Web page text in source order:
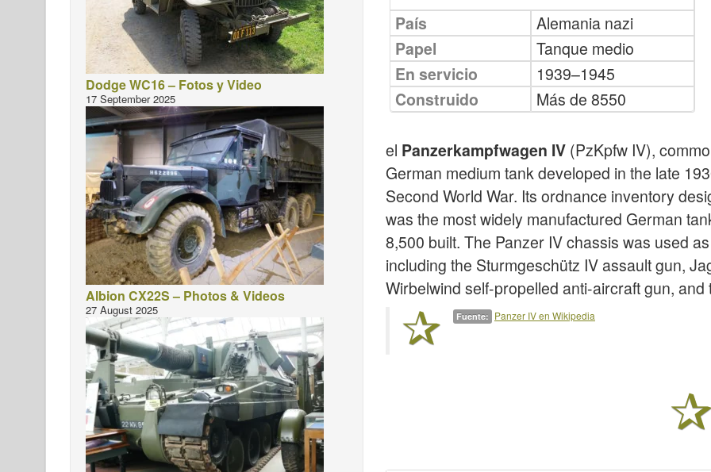
País
Alemania nazi
Papel
Tanque medio
En servicio
1939–1945
Construido
Más de 8550
el Panzerkampfwagen IV (PzKpfw IV),
German medium tank developed in the late
Second World War. Its ordnance inventory
was the most widely manufactured German
8,500 built. The Panzer IV chassis was used
including the Sturmgeschütz IV assault gun,
Wirbelwind self-propelled anti-aircraft gun,
Fuente: Panzer IV en Wikipedia
Dodge WC16 – Fotos y Video
17 September 2025
Albion CX22S – Photos & Videos
27 August 2025